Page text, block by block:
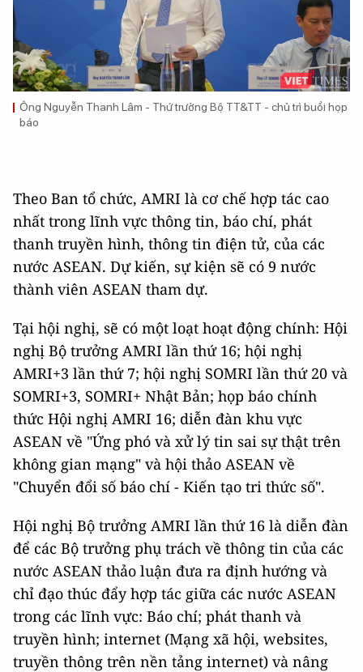
Ông Nguyễn Thanh Lâm - Thứ trưởng Bộ TT&TT - chủ trì buổi họp
báo
Theo Ban tổ chức, AMRI là cơ chế hợp tác cao
nhất trong lĩnh vực thông tin, báo chí, phát
thanh truyền hình, thông tin điện tử, của các
nước ASEAN. Dự kiến, sự kiện sẽ có 9 nước
thành viên ASEAN tham dự.
Tại hội nghị, sẽ có một loạt hoạt động chính: Hội
nghị Bộ trưởng AMRI lần thứ 16; hội nghị
AMRI+3 lần thứ 7; hội nghị SOMRI lần thứ 20 và
SOMRI+3, SOMRI+ Nhật Bản; họp báo chính
thức Hội nghị AMRI 16; diễn đàn khu vực
ASEAN về "Ứng phó và xử lý tin sai sự thật trên
không gian mạng" và hội thảo ASEAN về
"Chuyển đổi số báo chí - Kiến tạo tri thức số".
Hội nghị Bộ trưởng AMRI lần thứ 16 là diễn đàn
để các Bộ trưởng phụ trách về thông tin của các
nước ASEAN thảo luận đưa ra định hướng và
chỉ đạo thúc đẩy hợp tác giữa các nước ASEAN
trong các lĩnh vực: Báo chí; phát thanh và
truyền hình; internet (Mạng xã hội, websites,
truyền thông trên nền tảng internet) và nâng